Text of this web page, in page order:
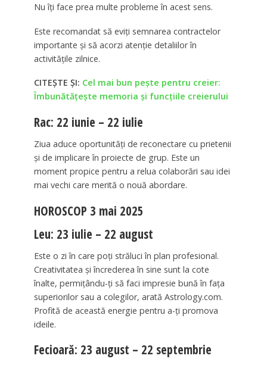
Nu îți face prea multe probleme în acest sens.
Este recomandat să eviți semnarea contractelor
importante și să acorzi atenție detaliilor în
activitățile zilnice.
CITEȘTE ȘI: Cel mai bun pește pentru creier:
Îmbunătățește memoria și funcțiile creierului
Rac: 22 iunie – 22 iulie
Ziua aduce oportunități de reconectare cu prietenii
și de implicare în proiecte de grup. Este un
moment propice pentru a relua colaborări sau idei
mai vechi care merită o nouă abordare.
HOROSCOP 3 mai 2025
Leu: 23 iulie – 22 august
Este o zi în care poți străluci în plan profesional.
Creativitatea și încrederea în sine sunt la cote
înalte, permițându-ți să faci impresie bună în fața
superiorilor sau a colegilor, arată Astrology.com.
Profită de această energie pentru a-ți promova
ideile.
Fecioară: 23 august – 22 septembrie